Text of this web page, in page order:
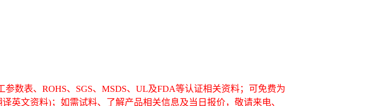
数表、ROHS、SGS、MSDS、UL及FDA等认证相关资料；可免费为
英文资料)；如需试料、了解产品相关信息及当日报价，敬请来电、